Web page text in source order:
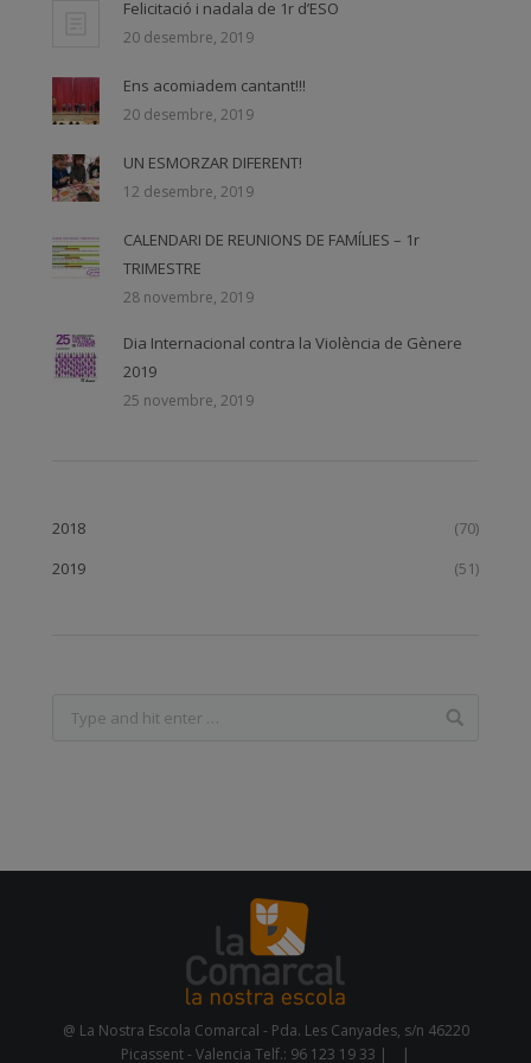
Felicitació i nadala de 1r d’ESO
20 desembre, 2019
Ens acomiadem cantant!!!
20 desembre, 2019
UN ESMORZAR DIFERENT!
12 desembre, 2019
CALENDARI DE REUNIONS DE FAMÍLIES – 1r
TRIMESTRE
28 novembre, 2019
Dia Internacional contra la Violència de Gènere
2019
25 novembre, 2019
2018
(70)
2019
(51)
@ La Nostra Escola Comarcal - Pda. Les Canyades, s/n 46220
Picassent - Valencia Telf.: 96 123 19 33 |
|